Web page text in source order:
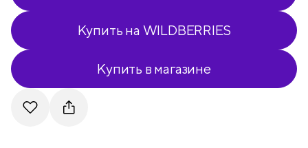
Купить на WILDBERRIES
Купить в магазине